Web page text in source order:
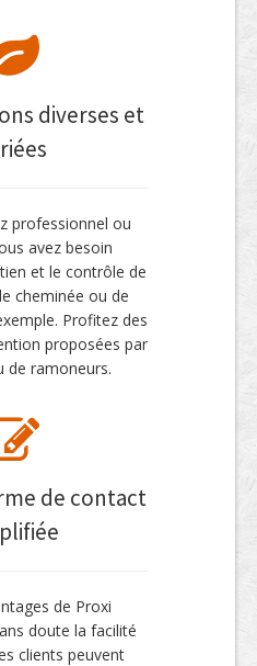
diverses et
professionnel ou
avez besoin
et le contrôle de
cheminée ou de
Profitez des
proposées par
de ramoneurs.
de contact
de Proxi
doute la facilité
clients peuvent